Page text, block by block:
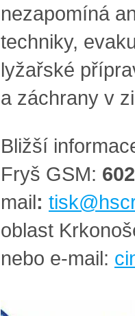
nezapomíná
techniky,
lyžařské
a záchrany v
Bližší
Fryš GSM: 60
mail:
oblast
nebo e-mail: